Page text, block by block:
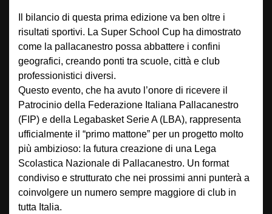
Il bilancio di questa prima edizione va ben oltre i
risultati sportivi. La Super School Cup ha dimostrato
come la pallacanestro possa abbattere i confini
geografici, creando ponti tra scuole, città e club
professionistici diversi.
Questo evento, che ha avuto l’onore di ricevere il
Patrocinio della Federazione Italiana Pallacanestro
(FIP) e della Legabasket Serie A (LBA), rappresenta
ufficialmente il “primo mattone” per un progetto molto
più ambizioso: la futura creazione di una Lega
Scolastica Nazionale di Pallacanestro. Un format
condiviso e strutturato che nei prossimi anni punterà a
coinvolgere un numero sempre maggiore di club in
tutta Italia.